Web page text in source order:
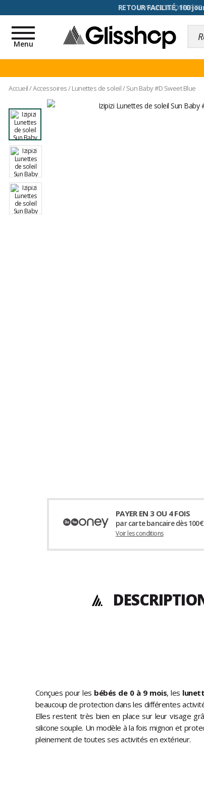
RETOUR FACILITÉ, 100
Toggle
navigation
Menu
Accueil/Accessoires/Lunettes de soleil/Sun Baby #D Sweet Blue
PAYER EN 3 OU 4 FOIS
par carte bancaire dès 100€
Voir les conditions
Conçues pour les bébés de 0 à 9 mois, les
beaucoup de protection dans les différentes
Elles restent très bien en place sur leur visage
silicone souple. Un modèle à la fois mignon et
pleinement de toutes ses activités en extérieur.